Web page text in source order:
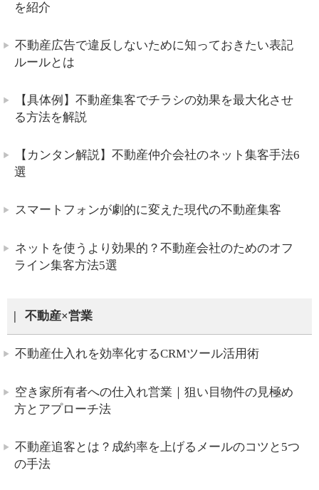
を紹介
不動産広告で違反しないために知っておきたい表記
ルールとは
【具体例】不動産集客でチラシの効果を最大化させ
る方法を解説
【カンタン解説】不動産仲介会社のネット集客手法6
選
スマートフォンが劇的に変えた現代の不動産集客
ネットを使うより効果的？不動産会社のためのオフ
ライン集客方法5選
不動産×営業
不動産仕入れを効率化するCRMツール活用術
空き家所有者への仕入れ営業｜狙い目物件の見極め
方とアプローチ法
不動産追客とは？成約率を上げるメールのコツと5つ
の手法